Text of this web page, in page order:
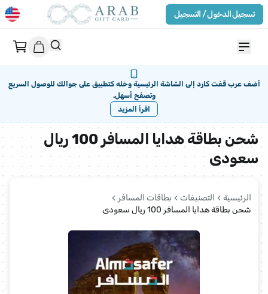
تسجيل الدخول / التسجيل
أضف عرب قفت كارد إلى الشاشة الرئيسية وخله كتطبيق على جوالك للوصول السريع
وتصفح أسهل.
اقرأ المزيد
شحن بطاقة هدايا المسافر 100 ريال
سعودى
الرئيسية التصنيفات
بطاقات المسافر
شحن بطاقة هدايا المسافر 100 ريال سعودى